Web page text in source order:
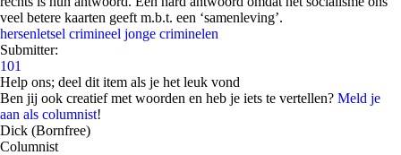
veel betere kaarten geeft m.b.t. een ‘samenleving’.
hersenletsel crimineel jonge criminelen
Submitter:
101
Help ons; deel dit item als je het leuk vond
Ben jij ook creatief met woorden en heb je iets te vertellen? Meld je
aan als columnist!
Dick (Bornfree)
Columnist